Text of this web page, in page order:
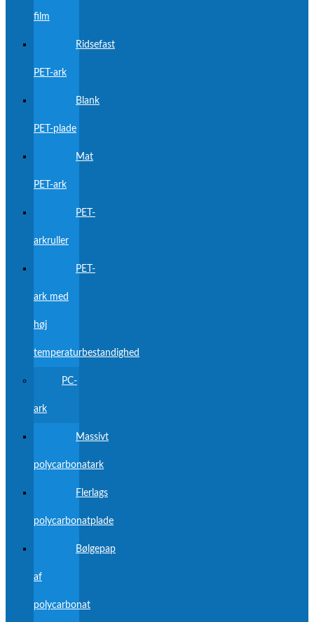
film
Ridsefast
PET-ark
Blank
PET-plade
Mat
PET-ark
PET-
arkruller
PET-
ark med
høj
temperaturbestandighed
PC-
ark
Massivt
polycarbonatark
Flerlags
polycarbonatplade
Bølgepap
af
polycarbonat